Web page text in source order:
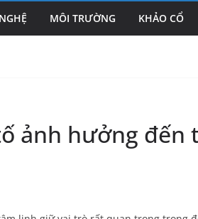
MÔI TRƯỜNG KHẢO CỔ
ảnh hưởng đến